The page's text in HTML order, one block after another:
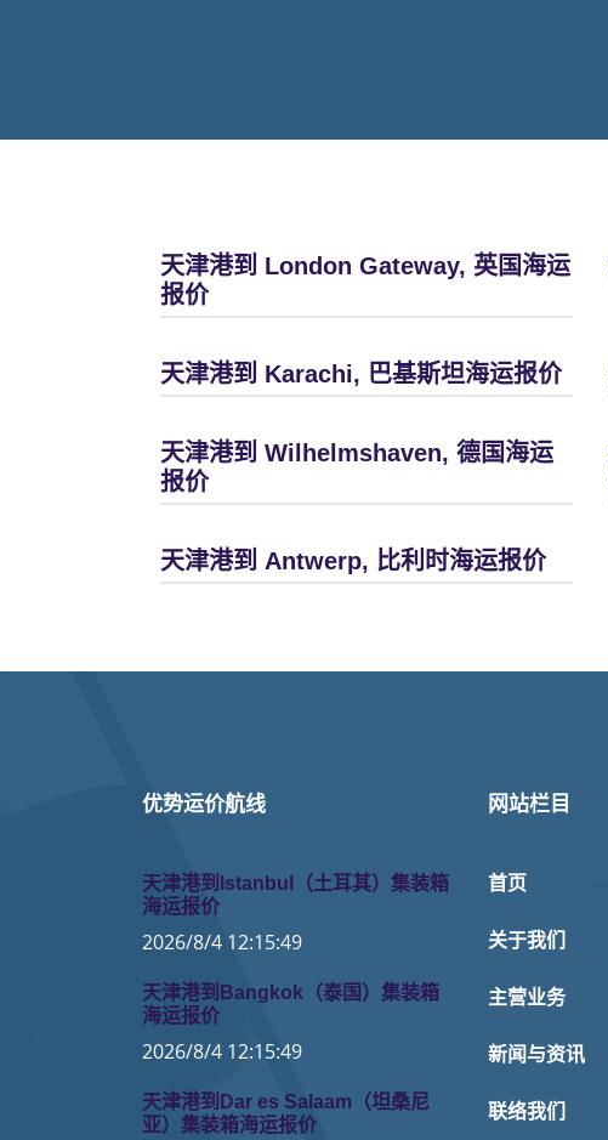
天津港到 London Gateway, 英国海运
报价
天津港到 Karachi, 巴基斯坦海运报价
天津港到 Wilhelmshaven, 德国海运
报价
天津港到 Antwerp, 比利时海运报价
优势运价航线
天津港到Istanbul（土耳其）集装箱
海运报价
2026/8/4 12:15:49
天津港到Bangkok（泰国）集装箱
海运报价
2026/8/4 12:15:49
天津港到Dar es Salaam（坦桑尼
亚）集装箱海运报价
网站栏目
首页
关于我们
主营业务
新闻与资讯
联络我们